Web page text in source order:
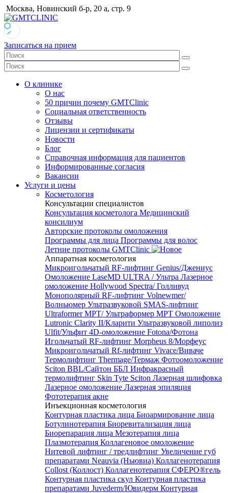
Москва, Новинский б-р, 20 а, стр. 9
Записаться на прием
О клинике
О нас
50 причин почему GMTClinic
Социальная ответственность
Отзывы
Лицензии и сертификаты
Новости
Блог
Справочная информация для пациентов
Информированные согласия
Вакансии
Услуги и цены
Косметология
Консультации специалистов
Консультация косметолога Медицинский
консилиум
Авторские протоколы омоложения
Программы для лица Программы для волос
Летние протоколы GMTClinic
Аппаратная косметология
Микроигольчатый RF-лифтинг Genius/Джениус
Омоложение LaseMD ULTRA / Ультра Лазерное
омоложение Hollywood Spectra/ Голливуд
Монополярный RF-лифтинг Volnewmer/
Волньюмер Ультразвуковой SMAS-лифтинг
Ultraformer MPT/ Ультраформер MPT Омоложение
Lutronic Clarity II/Кларити Ультразвуковой липолиз
Ulfit/Ульфит 4D-омоложение Fotona/Фотона
Игольчатый RF-лифтинг Morpheus 8/Морфеус
Микроигольчатый Rf-лифтинг Vivace/Виваче
Термолифтинг Thermage/Термаж Фотоомоложение
Sciton BBL/Сайтон ББЛ Инфракрасный
термолифтинг Skin Tyte Sciton Лазерная шлифовка
Лазерное омоложение Лазерная эпиляция
Фототерапия акне
Инъекционная косметология
Контурная пластика лица Биоармирование лица
Ботулинотерапия Биоревитализация лица
Биорепарация лица Мезотерапия лица
Плазмотерапия Коллагеновое омоложение
Нитевой лифтинг / тредлифтинг Увеличение губ
препаратами Neauvia (Ньювиа) Коллагенотерапия
Collost (Коллост) Коллагенотерапия СФЕРО®гель
Контурная пластика скул Контурная пластика
препаратами Juvederm/Ювидерм Контурная